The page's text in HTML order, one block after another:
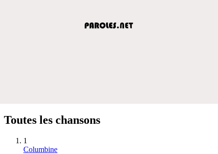
Toutes les chansons
1
Columbine